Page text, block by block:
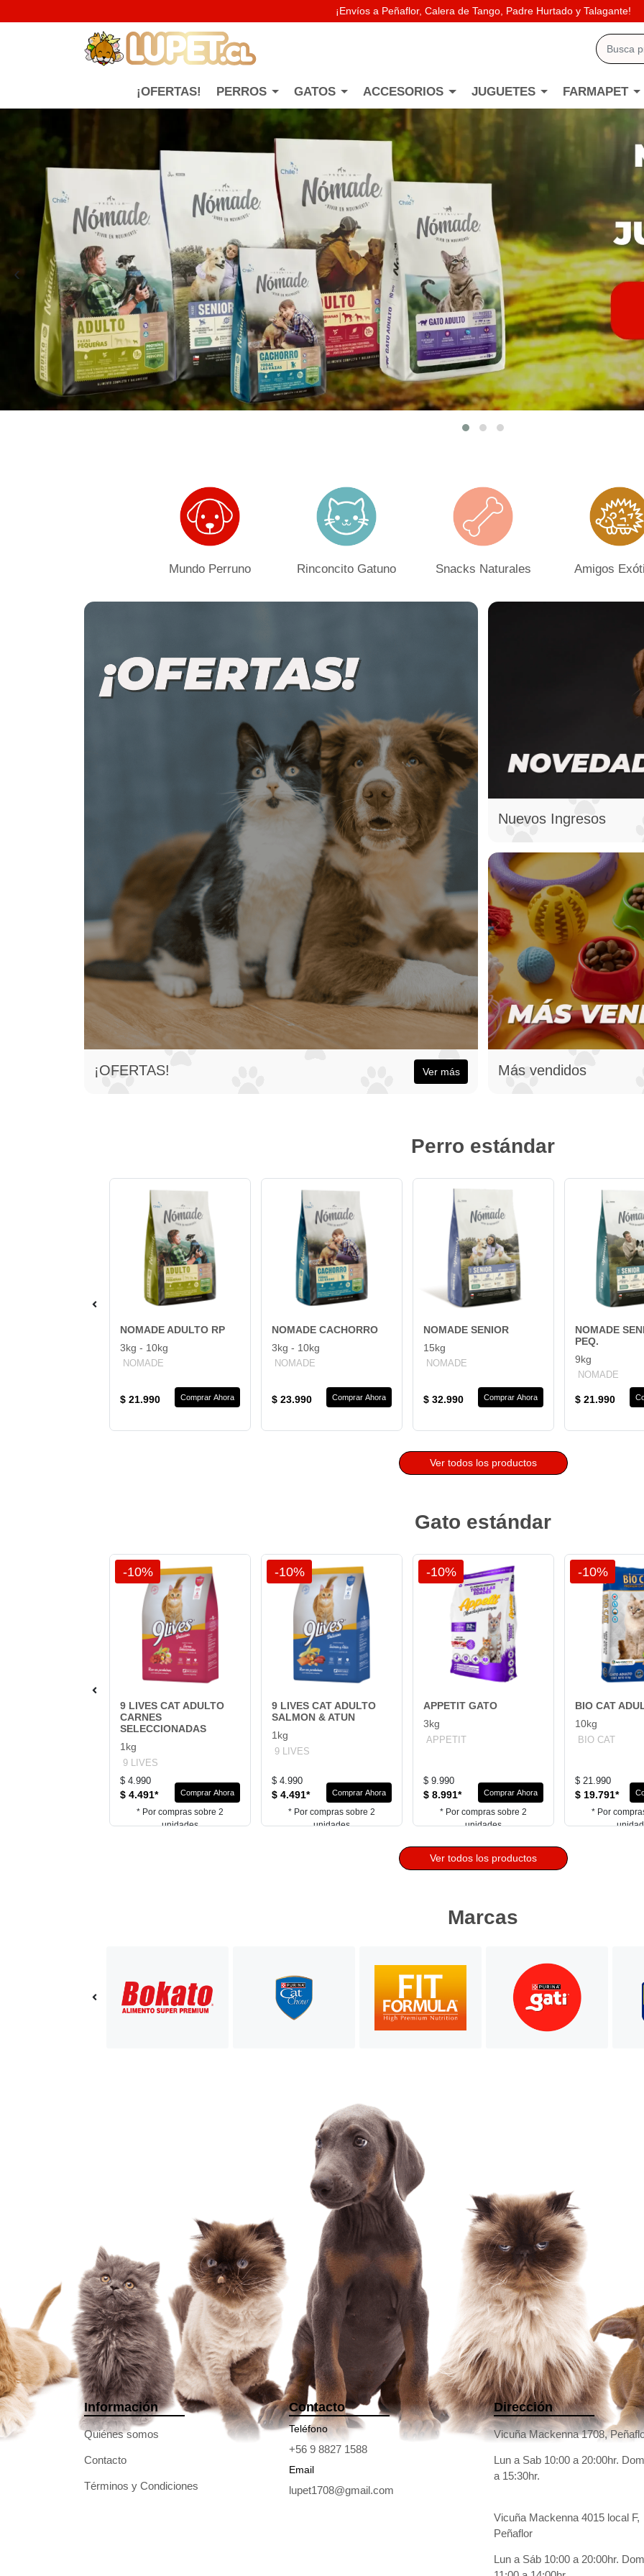
¡Envíos a Peñaflor, Calera de Tango, Padre Hurtado y Talagante!
¡OFERTAS! PERROS GATOS ACCESORIOS JUGUETES FARMAPET
‹
Mundo Perruno Rinconcito Gatuno Snacks Naturales Amigos
¡OFERTAS! Ver más
Nuevos Ingresos
Más vendidos
Perro estándar
NOMADE ADULTO RP
3kg - 10kg
NOMADE
$ 21.990 Comprar Ahora
NOMADE CACHORRO
3kg - 10kg
NOMADE
$ 23.990 Comprar Ahora
NOMADE SENIOR
15kg
NOMADE
$ 32.990 Comprar Ahora
NOMADE
PEQ.
9kg
NOMADE
$ 21.990
Ver todos los productos
Gato estándar
-10%
9 LIVES CAT ADULTO
CARNES
SELECCIONADAS
1kg
9 LIVES
$ 4.990
$ 4.491* Comprar Ahora
* Por compras sobre 2
unidades
-10%
9 LIVES CAT ADULTO
SALMON & ATUN
1kg
9 LIVES
$ 4.990
$ 4.491* Comprar Ahora
* Por compras sobre 2
unidades
-10%
APPETIT GATO
3kg
APPETIT
$ 9.990
$ 8.991* Comprar Ahora
* Por compras sobre 2
unidades
-10%
BIO CAT
10kg
BIO CAT
$ 21.990
$ 19.791*
* Por
Ver todos los productos
Marcas
Información
Quiénes somos
Contacto
Términos y Condiciones
Contacto
Teléfono
+56 9 8827 1588
Email
lupet1708@gmail.com
Dirección
Vicuña Mackenna 1708,
Lun a Sab 10:00 a 20:00hr.
a 15:30hr.
Vicuña Mackenna 4015 local F,
Peñaflor
Lun a Sáb 10:00 a 20:00hr.